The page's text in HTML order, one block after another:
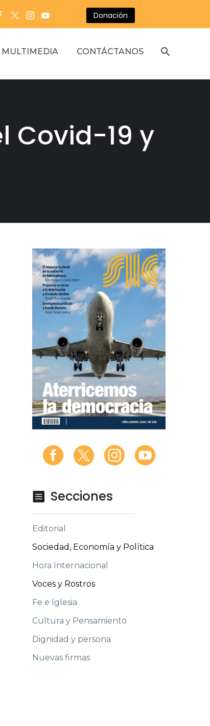
Donación
MULTIMEDIA CONTÁCTANOS
Covid-19 y
 Secciones
Editorial
Sociedad, Economía y Política
Hora Internacional
Voces y Rostros
Fe e Iglesia
Cultura y Pensamiento
Dignidad y persona
Nuevas firmas